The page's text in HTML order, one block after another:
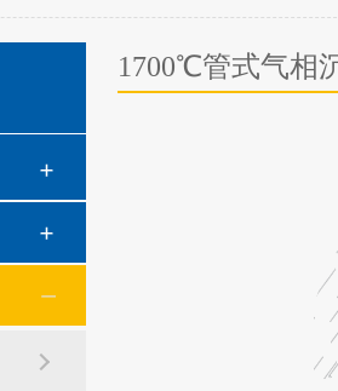
1700℃管式气相